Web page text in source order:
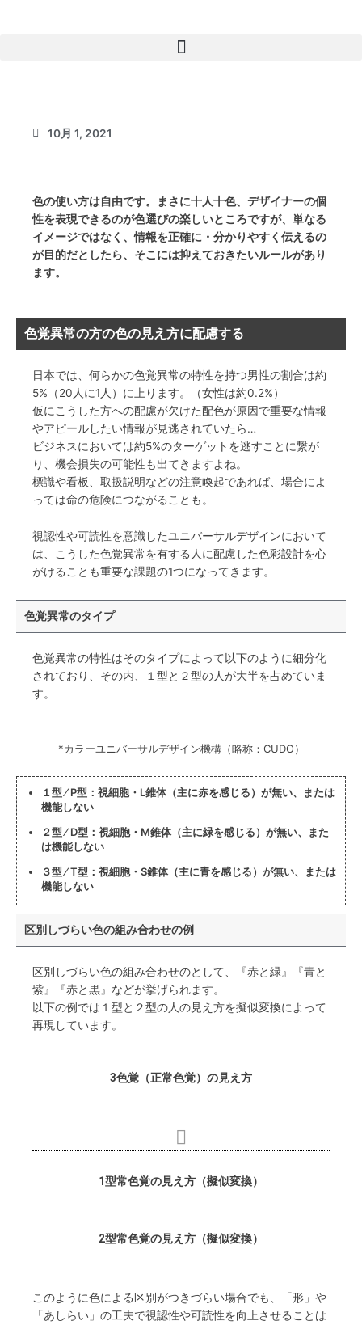
10月 1, 2021
色の使い方は自由です。まさに十人十色、デザイナーの個
性を表現できるのが色選びの楽しいところですが、単なる
イメージではなく、情報を正確に・分かりやすく伝えるの
が目的だとしたら、そこには抑えておきたいルールがあり
ます。
色覚異常の方の色の見え方に配慮する
日本では、何らかの色覚異常の特性を持つ男性の割合は約
5%（20人に1人）に上ります。（女性は約0.2%）
仮にこうした方への配慮が欠けた配色が原因で重要な情報
やアピールしたい情報が見逃されていたら…
ビジネスにおいては約5%のターゲットを逃すことに繋が
り、機会損失の可能性も出てきますよね。
標識や看板、取扱説明などの注意喚起であれば、場合によ
っては命の危険につながることも。
視認性や可読性を意識したユニバーサルデザインにおいて
は、こうした色覚異常を有する人に配慮した色彩設計を心
がけることも重要な課題の1つになってきます。
色覚異常のタイプ
色覚異常の特性はそのタイプによって以下のように細分化
されており、その内、１型と２型の人が大半を占めていま
す。
*カラーユニバーサルデザイン機構（略称：CUDO）
１型 ⁄ P型：視細胞・L錐体（主に赤を感じる）が無い、または
機能しない
２型 ⁄ D型：視細胞・M錐体（主に緑を感じる）が無い、また
は機能しない
３型 ⁄ T型：視細胞・S錐体（主に青を感じる）が無い、または
機能しない
区別しづらい色の組み合わせの例
区別しづらい色の組み合わせのとして、『赤と緑』『青と
紫』『赤と黒』などが挙げられます。
以下の例では１型と２型の人の見え方を擬似変換によって
再現しています。
3色覚（正常色覚）の見え方
1型常色覚の見え方（擬似変換）​
2型常色覚の見え方（擬似変換）​
このように色による区別がつきづらい場合でも、「形」や
「あしらい」の工夫で視認性や可読性を向上させることは